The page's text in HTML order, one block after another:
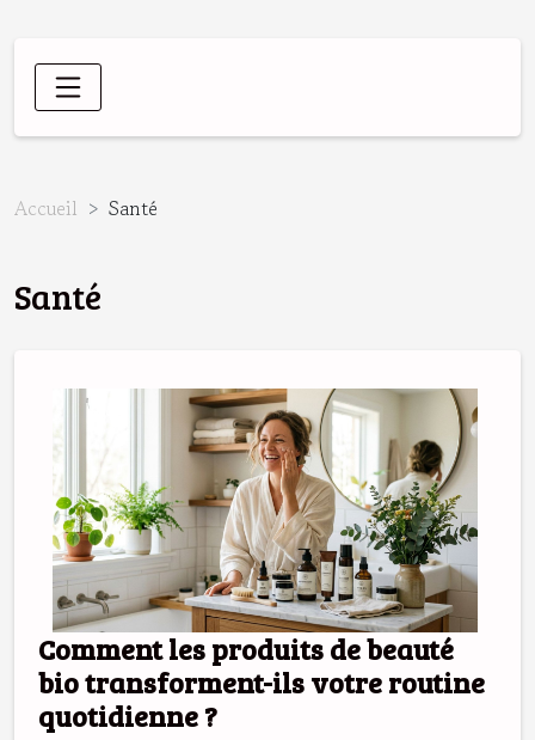
Accueil Santé
Santé
Comment les produits de beauté
bio transforment-ils votre routine
quotidienne ?